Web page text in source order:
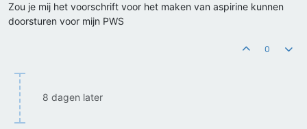
Zou je mij het voorschrift voor het maken van aspirine kunnen
doorsturen voor mijn PWS
0
8 dagen later